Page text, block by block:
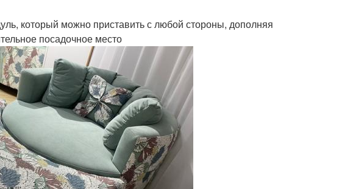
который можно приставить с любой стороны, дополняя
посадочное место